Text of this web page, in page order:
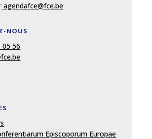
agendafce@fce.be
NOUS
05 56
Episcoporum Europae